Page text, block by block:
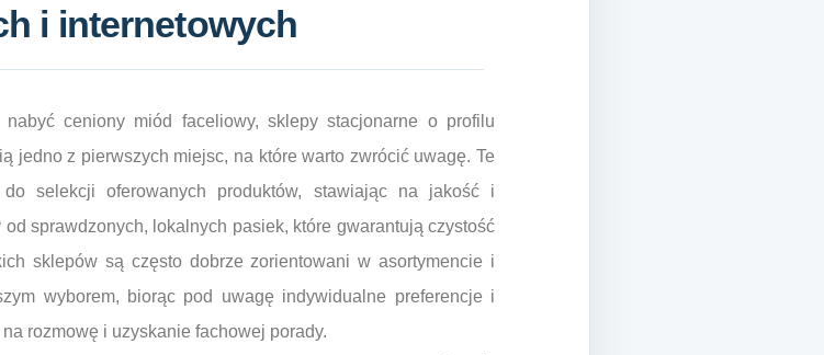
i internetowych
ceniony miód faceliowy, sklepy stacjonarne o profilu
jedno z pierwszych miejsc, na które warto zwrócić uwagę. Te
selekcji oferowanych produktów, stawiając na jakość i
sprawdzonych, lokalnych pasiek, które gwarantują czystość
sklepów są często dobrze zorientowani w asortymencie i
wyborem, biorąc pod uwagę indywidualne preferencje i
rozmowę i uzyskanie fachowej porady.